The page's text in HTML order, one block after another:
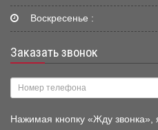
Воскресенье :
Заказать звонок
Нажимая кнопку «Жду звонка»,